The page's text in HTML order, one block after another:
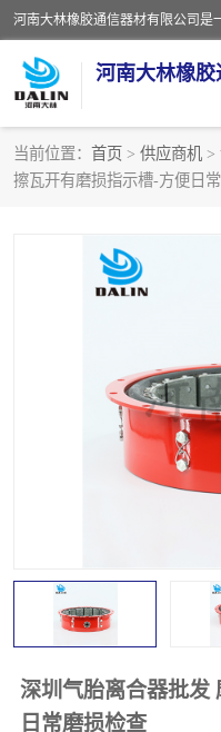
河南大林橡胶
当前位置： 首页 > 供应商机 >
擦瓦开有磨损指示槽-方便日
深圳气胎离合器批发
日常磨损检查
推盘离合器
VC离合器
PO隔膜离合器
DY隔膜式离合器